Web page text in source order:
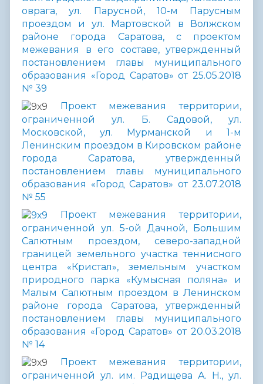
оврага, ул. Парусной, 10-м Парусным
проездом и ул. Мартовской в Волжском
районе города Саратова, с проектом
межевания в его составе, утвержденный
постановлением главы муниципального
образования «Город Саратов» от 25.05.2018
№ 39
Проект межевания территории,
ограниченной ул. Б. Садовой, ул.
Московской, ул. Мурманской и 1-м
Ленинским проездом в Кировском районе
города Саратова, утвержденный
постановлением главы муниципального
образования «Город Саратов» от 23.07.2018
№ 55
Проект межевания территории,
ограниченной ул. 5-ой Дачной, Большим
Салютным проездом, северо-западной
границей земельного участка теннисного
центра «Кристал», земельным участком
природного парка «Кумысная поляна» и
Малым Салютным проездом в Ленинском
районе города Саратова, утвержденный
постановлением главы муниципального
образования «Город Саратов» от 20.03.2018
№ 14
Проект межевания территории,
ограниченной ул. им. Радищева А. Н., ул.